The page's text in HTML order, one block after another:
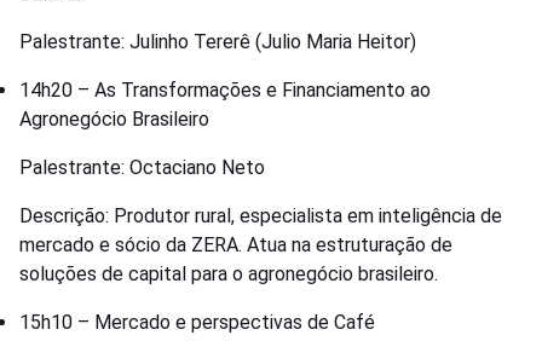
Palestrante: Julinho Tererê (Julio Maria Heitor)
14h20 – As Transformações e Financiamento ao
Agronegócio Brasileiro
Palestrante: Octaciano Neto
Descrição: Produtor rural, especialista em inteligência de
mercado e sócio da ZERA. Atua na estruturação de
soluções de capital para o agronegócio brasileiro.
15h10 – Mercado e perspectivas de Café